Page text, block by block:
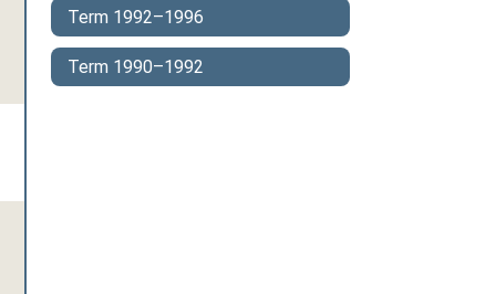
Term 1992–1996
Term 1990–1992